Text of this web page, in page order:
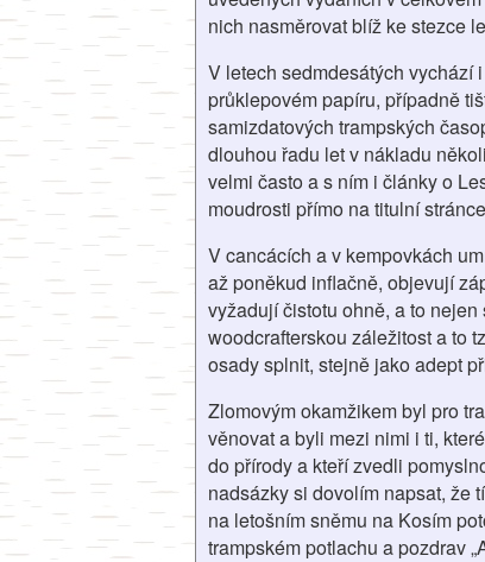
nich nasměrovat blíž ke stezce
V letech sedmdesátých vychází
průklepovém papíru, případně
samizdatových trampských
dlouhou řadu let v nákladu
velmi často a s ním i články o
moudrosti přímo na titulní
V cancácích a v kempovkách
až poněkud inflačně, objevují
vyžadují čistotu ohně, a to
woodcrafterskou záležitost a to
osady splnit, stejně jako adept
Zlomovým okamžikem byl pro
věnovat a byli mezi nimi i ti,
do přírody a kteří zvedli
nadsázky si dovolím napsat, že
na letošním sněmu na Kosím
trampském potlachu a pozdrav